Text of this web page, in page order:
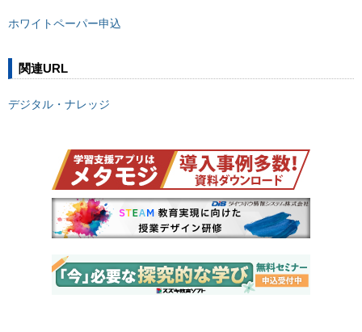
ホワイトペーパー申込
関連URL
デジタル・ナレッジ